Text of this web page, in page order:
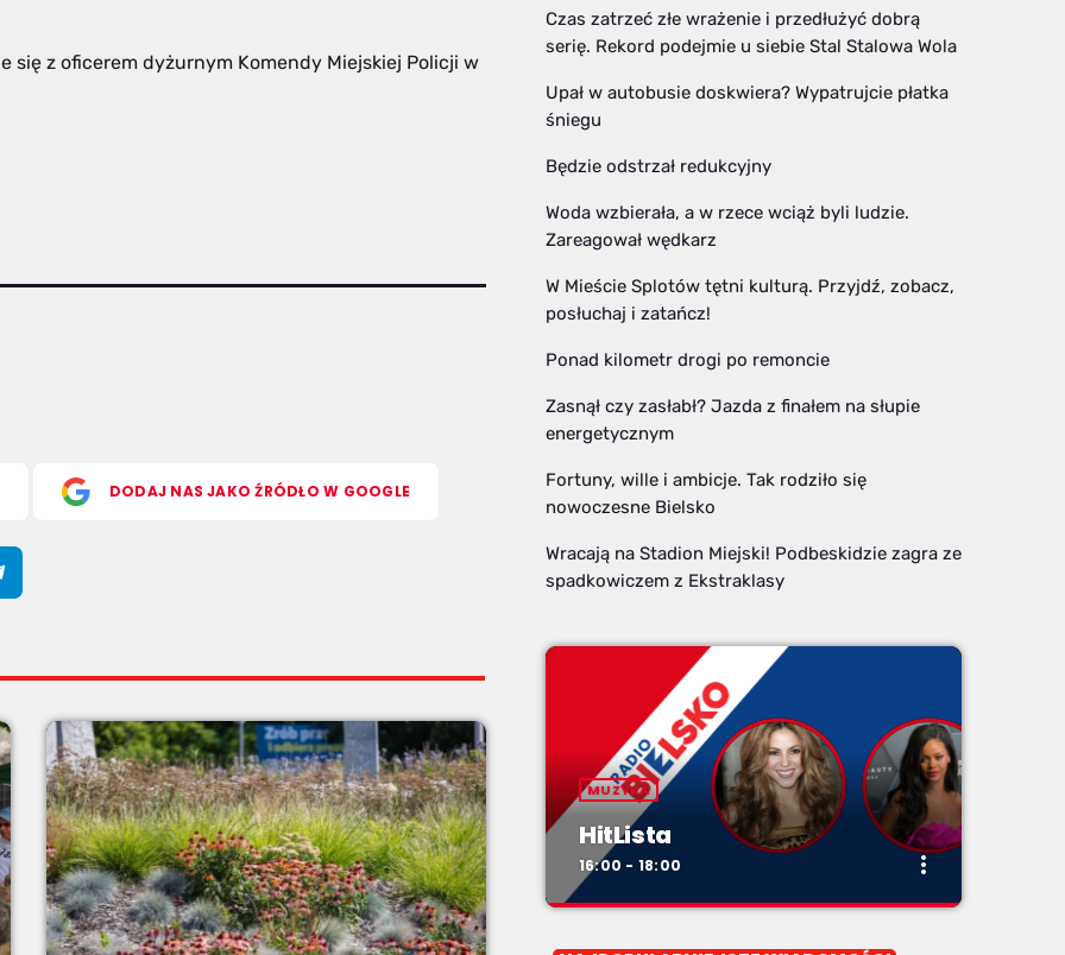
z oficerem dyżurnym Komendy Miejskiej Policji w
DODAJ NAS JAKO ŹRÓDŁO W GOOGLE
Czas zatrzeć złe wrażenie i przedłużyć dobrą
serię. Rekord podejmie u siebie Stal Stalowa Wola
Upał w autobusie doskwiera? Wypatrujcie płatka
śniegu
Będzie odstrzał redukcyjny
Woda wzbierała, a w rzece wciąż byli ludzie.
Zareagował wędkarz
W Mieście Splotów tętni kulturą. Przyjdź, zobacz,
posłuchaj i zatańcz!
Ponad kilometr drogi po remoncie
Zasnął czy zasłabł? Jazda z finałem na słupie
energetycznym
Fortuny, wille i ambicje. Tak rodziło się
nowoczesne Bielsko
Wracają na Stadion Miejski! Podbeskidzie zagra ze
spadkowiczem z Ekstraklasy
MUZYKA
HitLista
16:00 - 18:00 more_vert